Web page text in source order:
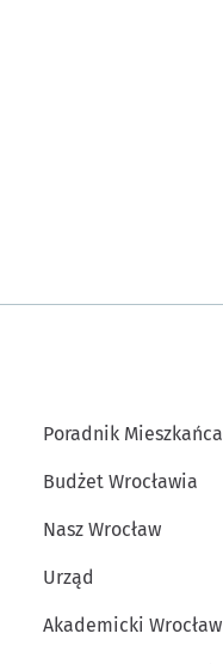
Poradnik Mieszkańca
Budżet Wrocławia
Nasz Wrocław
Urząd
Akademicki Wrocław